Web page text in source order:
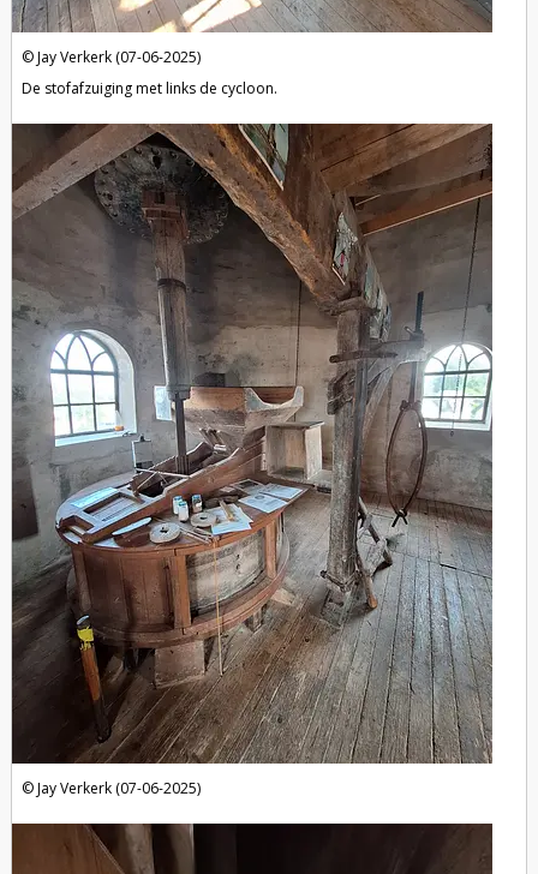
Jay Verkerk (07-06-2025)
De stofafzuiging met links de cycloon.
Jay Verkerk (07-06-2025)